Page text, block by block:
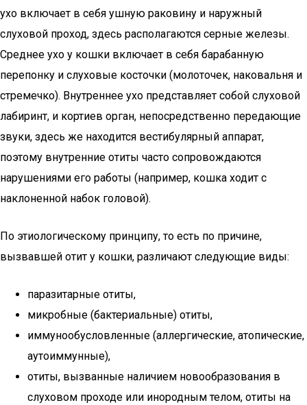
ухо включает в себя ушную раковину и наружный
слуховой проход, здесь располагаются серные железы.
Среднее ухо у кошки включает в себя барабанную
перепонку и слуховые косточки (молоточек, наковальня и
стремечко). Внутреннее ухо представляет собой слуховой
лабиринт, и кортиев орган, непосредственно передающие
звуки, здесь же находится вестибулярный аппарат,
поэтому внутренние отиты часто сопровождаются
нарушениями его работы (например, кошка ходит с
наклоненной набок головой).
По этиологическому принципу, то есть по причине,
вызвавшей отит у кошки, различают следующие виды:
паразитарные отиты,
микробные (бактериальные) отиты,
иммунообусловленные (аллергические, атопические,
аутоиммунные),
отиты, вызванные наличием новообразования в
слуховом проходе или инородным телом, отиты на